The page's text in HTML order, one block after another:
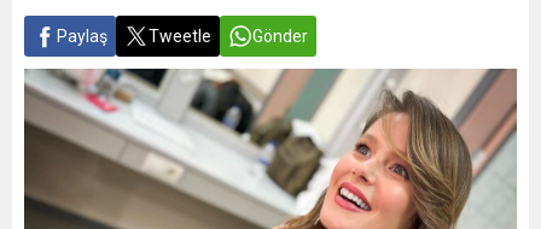
Paylaş Tweetle Gönder